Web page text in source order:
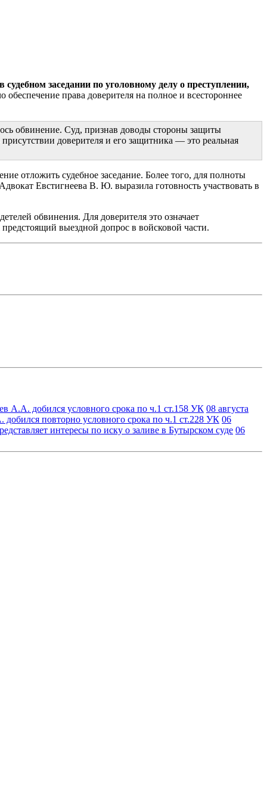
заседании по уголовному делу о преступлении,
обеспечение права доверителя на полное и всестороннее
обвинение. Суд, признав доводы стороны защиты
доверителя и его защитника — это реальная
отложить судебное заседание. Более того, для полноты
Евстигнеева В. Ю. выразила готовность участвовать в
обвинения. Для доверителя это означает
выездной допрос в войсковой части.
А.А. добился условного срока по ч.1 ст.158 УК 08 августа
повторно условного срока по ч.1 ст.228 УК 06
интересы по иску о заливе в Бутырском суде 06